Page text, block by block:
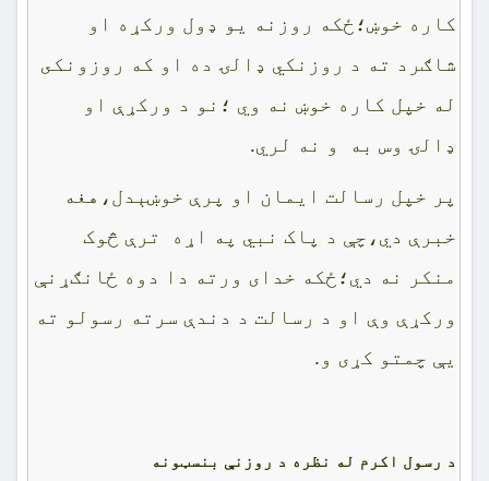
کاره خوښ؛ځکه روزنه يو ډول ورکړه او
شاګرد ته د روزنکي ډالۍ ده او که روزونکى
له خپل کاره خوښ نه وي ؛نو د ورکړې او
ډالۍ وس به و نه لري.
پر خپل رسالت ايمان او پرې خوښېدل،هغه
خبرې دي،چې د پاک نبي په اړه ترې څوک
منکر نه دي؛ځکه خداى ورته دا دوه ځانګړنې
ورکړې وې او د رسالت د دندې سرته رسولو ته
يې چمتو کړى و.
د رسول اکرم له نظره د روزنې بنسټونه